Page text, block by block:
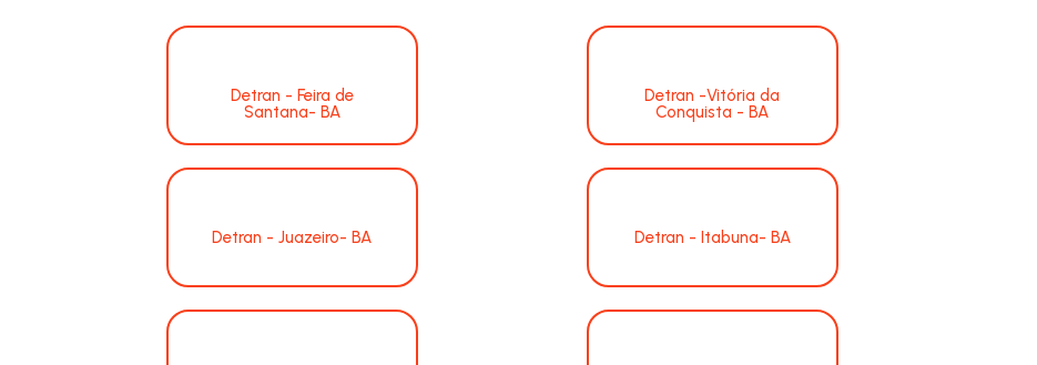
Detran - Feira de
Santana- BA
Detran -Vitória da
Conquista - BA
Detran - Juazeiro- BA Detran - Itabuna- BA